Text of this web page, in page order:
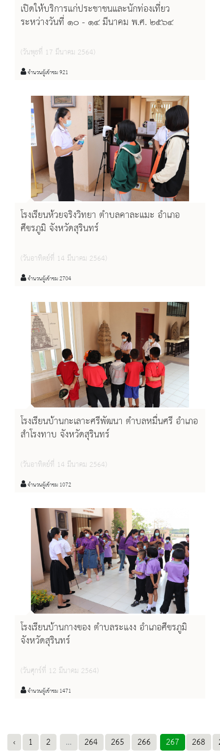
เปิดให้บริการแก่ประชาชนและนักท่องเที่ยว
ระหว่างวันที่ ๑๐ - ๑๔ มีนาคม พ.ศ. ๒๕๖๔
(วันพุธที่ 17 มีนาคม 2564)
จำนวนผู้เข้าชม 921
โรงเรียนห้วยจริงวิทยา ตำบลคาละแมะ อำเภอ
ศีขรภูมิ จังหวัดสุรินทร์
(วันอาทิตย์ที่ 14 มีนาคม 2564)
จำนวนผู้เข้าชม 2704
โรงเรียนบ้านกะเลาะศรีพัฒนา ตำบลหมื่นศรี อำเภอ
สำโรงทาบ จังหวัดสุรินทร์
(วันอาทิตย์ที่ 14 มีนาคม 2564)
จำนวนผู้เข้าชม 1072
โรงเรียนบ้านกางของ ตำบลระแงง อำเภอศีขรภูมิ
จังหวัดสุรินทร์
(วันศุกร์ที่ 12 มีนาคม 2564)
จำนวนผู้เข้าชม 1471
‹ 1 2 ... 264 265 266 267 268